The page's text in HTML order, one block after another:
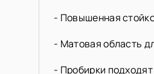
- Повышенная
- Матовая область
- Пробирки